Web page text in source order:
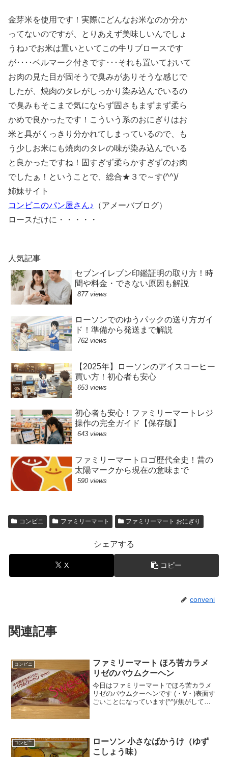
金芽米を使用です！実際にどんなお米なのか分か
ってないのですが、とりあえず美味しいんでしょ
うね♪でお米は置いといてこの牛リブロースです
が････ベルマーク付きです･･･それも置いておいて
お肉の見た目が固そうで臭みがありそうな感じで
したが、焼肉のタレがしっかり染み込んでいるの
で臭みもそこまで気にならず固さもまずまず柔ら
かめで良かったです！こういう系のおにぎりはお
米と具がくっきり分かれてしまっているので、も
う少しお米にも焼肉のタレの味が染み込んでいる
と良かったですね！固すぎず柔らかすぎずのお肉
でしたぁ！ということで、総合★３で～す(^^)/
姉妹サイト
コンビニのパン屋さん♪ （アメーバブログ）
ロースだけに・・・・・
人気記事
セブンイレブン印鑑証明の取り方！時
間や料金・できない原因も解説
877 views
ローソンでのゆうパックの送り方ガイ
ド！準備から発送まで解説
762 views
【2025年】ローソンのアイスコーヒー
買い方！初心者も安心
653 views
初心者も安心！ファミリーマートレジ
操作の完全ガイド【保存版】
643 views
ファミリーマートロゴ歴代全史！昔の
太陽マークから現在の意味まで
590 views
コンビニ ファミリーマート ファミリーマート おにぎり
シェアする
X コピー
conveni
関連記事
コンビニ
ファミリーマート ほろ苦カラメ
リゼのバウムクーヘン
今日はファミリーマートでほろ苦カラメ
リゼのバウムクーヘンです (・∀・)表面す
ごいことになっています(^^)/焦がしてあ
コンビニ
ローソン 小さなばかうけ（ゆず
こしょう味）